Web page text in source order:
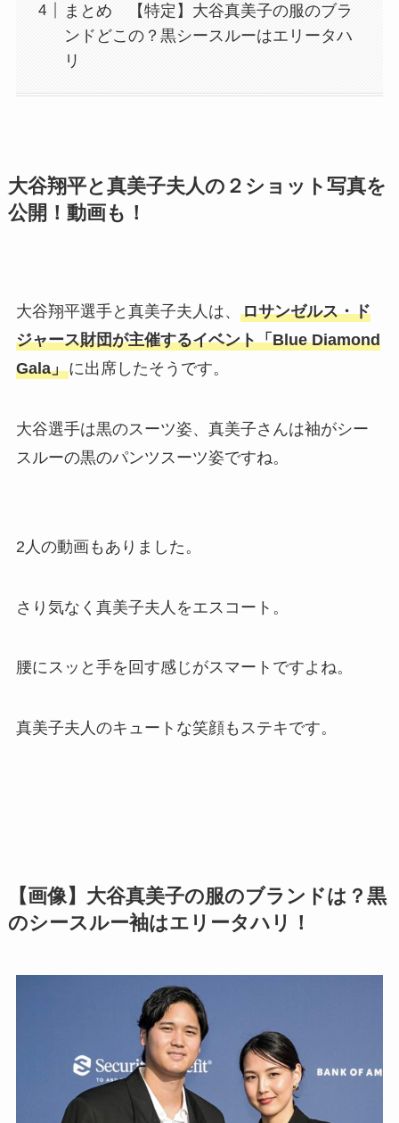
まとめ 【特定】大谷真美子の服のブラ
ンドどこの？黒シースルーはエリータハ
リ
大谷翔平と真美子夫人の２ショット写真を
公開！動画も！
大谷翔平選手と真美子夫人は、 ロサンゼルス・ド
ジャース財団が主催するイベント「Blue Diamond
Gala」に出席したそうです。
大谷選手は黒のスーツ姿、真美子さんは袖がシー
スルーの黒のパンツスーツ姿ですね。
2人の動画もありました。
さり気なく真美子夫人をエスコート。
腰にスッと手を回す感じがスマートですよね。
真美子夫人のキュートな笑顔もステキです。
【画像】大谷真美子の服のブランドは？黒
のシースルー袖はエリータハリ！